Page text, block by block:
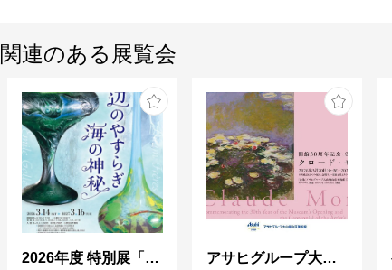
関連のある展覧会
2026年度 特別展「ガレとドーム、アール･ヌーヴォーのガラス 水辺のやすらぎ、海の神秘」 アサヒグループ大山崎山荘美術館 開館30周年記念展「没後100年 クロード・モネ」